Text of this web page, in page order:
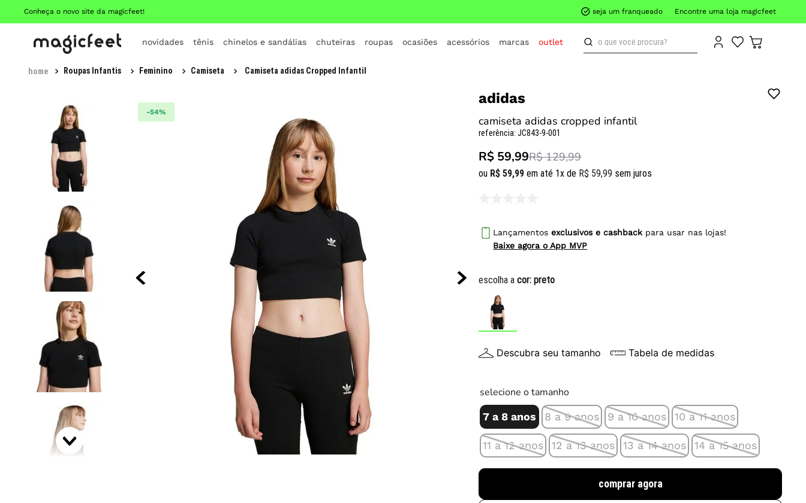
Conheça o novo site da magicfeet! seja um franqueado Encontre uma loja magicfeet
novidades tênis chinelos e sandálias chuteiras roupas ocasiões acessórios marcas outlet
o que você procura?
Roupas Infantis Feminino Camiseta Camiseta adidas Cropped Infantil
-54%
adidas
camiseta adidas cropped infantil
referência:JC843-9-001
R$ 59,99R$ 129,99
ou R$ 59,99 em até 1x de R$ 59,99 sem juros
Lançamentosexclusivos e cashback para usar nas lojas!
Baixe agora o App MVP
escolha acor:preto
Descubra seu tamanho Tabela de medidas
selecione o tamanho
7 a 8 anos 8 a 9 anos 9 a 10 anos 10 a 11 anos
11 a 12 anos 12 a 13 anos 13 a 14 anos 14 a 15 anos
comprar agora
TERMOS MAIS BUSCADOS
3º
adidas
4º
nike
5º
tenis
6º
croc
7º
all star
tênis infantil
chuteira